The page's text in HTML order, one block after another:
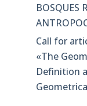
BOSQUES
Call for
«The
Definition